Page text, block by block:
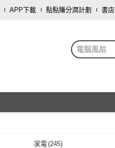
APP下載 點點賺分潤計劃 書店
電腦風扇
家電 (245)